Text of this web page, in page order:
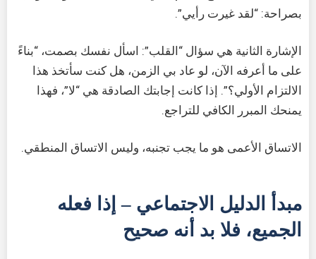
بصراحة: “لقد غيرت رأيي”.
الإشارة الثانية هي سؤال “القلب”: اسأل نفسك بصمت، “بناءً
على ما أعرفه الآن، لو عاد بي الزمن، هل كنت سأتخذ هذا
الالتزام الأولي؟”. إذا كانت إجابتك الصادقة هي “لا”، فهذا
يمنحك المبرر الكافي للتراجع.
الاتساق الأعمى هو ما يجب تجنبه، وليس الاتساق المنطقي.
مبدأ الدليل الاجتماعي – إذا فعله
الجميع، فلا بد أنه صحيح